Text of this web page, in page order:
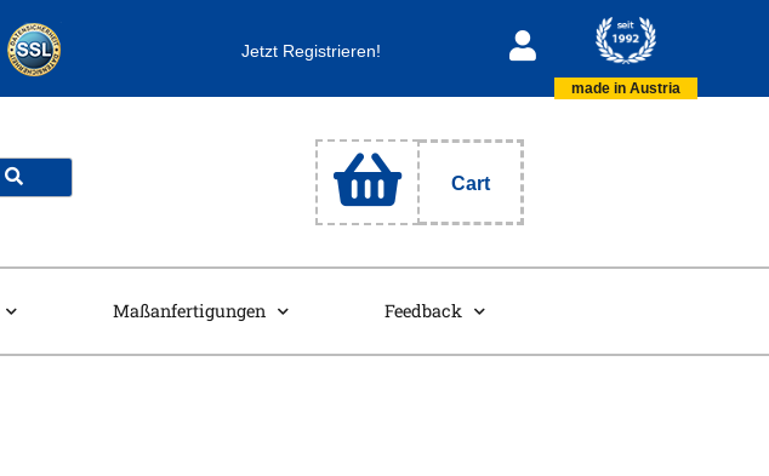
Jetzt Registrieren!
made in Austria
Cart
Maßanfertigungen Feedback